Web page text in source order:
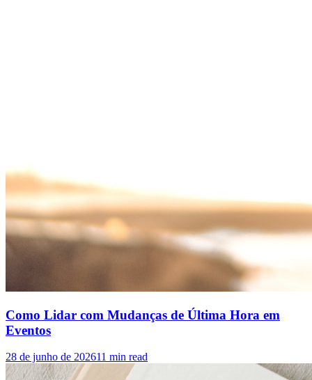
Como Lidar com Mudanças de Última Hora em
Eventos
28 de junho de 202611 min read